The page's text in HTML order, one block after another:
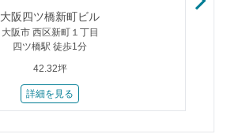
大阪四ツ橋新町ビル
大阪市 西区新町１丁目
四ツ橋駅 徒歩1分
42.32坪
詳細を見る